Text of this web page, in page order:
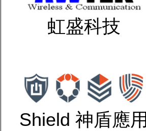
虹盛科技
Shield 神盾應用